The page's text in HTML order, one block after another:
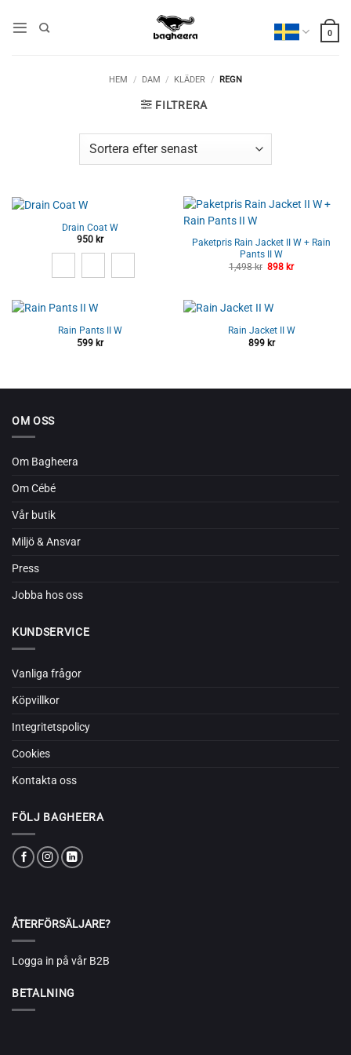
0
HEM / DAM / KLÄDER / REGN
FILTRERA
Drain Coat W
950 kr
Paketpris Rain Jacket II W + Rain
Pants II W
1,498kr Det
898krDet
Rain Pants II W
599 kr
Rain Jacket II W
899 kr
OM OSS
Om Bagheera
Om Cébé
Vår butik
Miljö & Ansvar
Press
Jobba hos oss
KUNDSERVICE
Vanliga frågor
Köpvillkor
Integritetspolicy
Cookies
Kontakta oss
FÖLJ BAGHEERA
ÅTERFÖRSÄLJARE?
Logga in på vår B2B
BETALNING